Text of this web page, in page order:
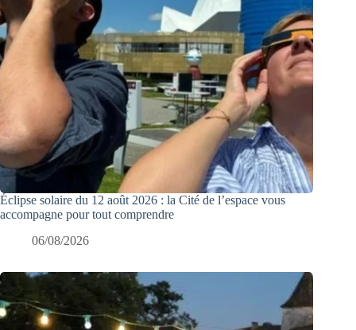
Éclipse solaire du 12 août 2026 : la Cité de l’espace vous
accompagne pour tout comprendre
06/08/2026